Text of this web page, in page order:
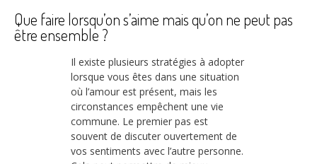
Que faire lorsqu’on s’aime mais qu’on ne peut pas
être ensemble ?
Il existe plusieurs stratégies à adopter
lorsque vous êtes dans une situation
où l’amour est présent, mais les
circonstances empêchent une vie
commune. Le premier pas est
souvent de discuter ouvertement de
vos sentiments avec l’autre personne.